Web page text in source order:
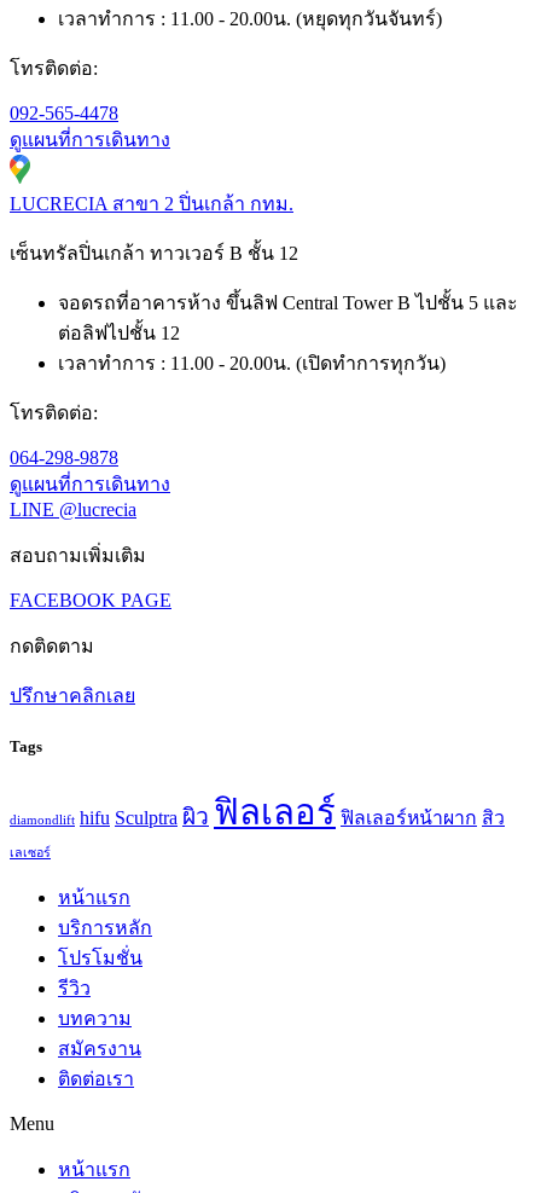
เวลาทำการ : 11.00 - 20.00น. (หยุดทุกวันจันทร์)
โทรติดต่อ:
092-565-4478
ดูแผนที่การเดินทาง
LUCRECIA สาขา 2 ปิ่นเกล้า กทม.
เซ็นทรัลปิ่นเกล้า ทาวเวอร์ B ชั้น 12
จอดรถที่อาคารห้าง ขึ้นลิฟ Central Tower B ไปชั้น 5 และ
ต่อลิฟไปชั้น 12
เวลาทำการ : 11.00 - 20.00น. (เปิดทำการทุกวัน)
โทรติดต่อ:
064-298-9878
ดูแผนที่การเดินทาง
LINE @lucrecia
สอบถามเพิ่มเติม
FACEBOOK PAGE
กดติดตาม
ปรึกษาคลิกเลย
Tags
diamondlift hifu Sculptra ผิว ฟิลเลอร์ ฟิลเลอร์หน้าผาก สิว
เลเซอร์
หน้าแรก
บริการหลัก
โปรโมชั่น
รีวิว
บทความ
สมัครงาน
ติดต่อเรา
Menu
หน้าแรก